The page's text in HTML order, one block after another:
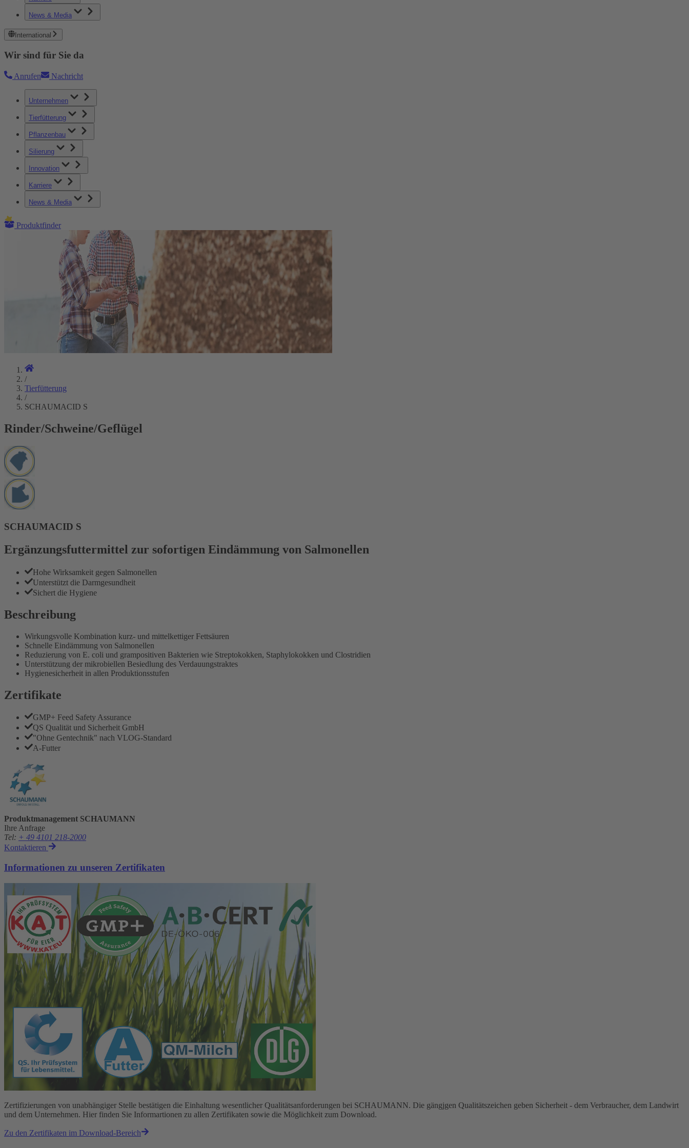
News & Media
International
Wir sind für Sie da
Anrufen Nachricht
Unternehmen
Tierfütterung
Pflanzenbau
Silierung
Innovation
Karriere
News & Media
Produktfinder
/
Tierfütterung
/
SCHAUMACID S
Rinder/Schweine/Geflügel
SCHAUMACID S
Ergänzungsfuttermittel zur sofortigen Eindämmung von Salmonellen
Hohe Wirksamkeit gegen Salmonellen
Unterstützt die Darmgesundheit
Sichert die Hygiene
Beschreibung
Wirkungsvolle Kombination kurz- und mittelkettiger Fettsäuren
Schnelle Eindämmung von Salmonellen
Reduzierung von E. coli und grampositiven Bakterien wie Streptokokken, Staphylokokken und Clostridien
Unterstützung der mikrobiellen Besiedlung des Verdauungstraktes
Hygienesicherheit in allen Produktionsstufen
Zertifikate
GMP+ Feed Safety Assurance
QS Qualität und Sicherheit GmbH
"Ohne Gentechnik" nach VLOG-Standard
A-Futter
Produktmanagement SCHAUMANN
Ihre Anfrage
Tel: + 49 4101 218-2000
Kontaktieren
Informationen zu unseren Zertifikaten
Zertifizierungen von unabhängiger Stelle bestätigen die Einhaltung wesentlicher Qualitätsanforderungen bei SCHAUMANN. Die gängjgen Qualitätszeichen geben Sicherheit - dem Verbraucher, dem Landwirt
und dem Unternehmen. Hier finden Sie Informartionen zu allen Zertifikaten sowie die Möglichkeit zum Download.
Zu den Zertifikaten im Download-Bereich